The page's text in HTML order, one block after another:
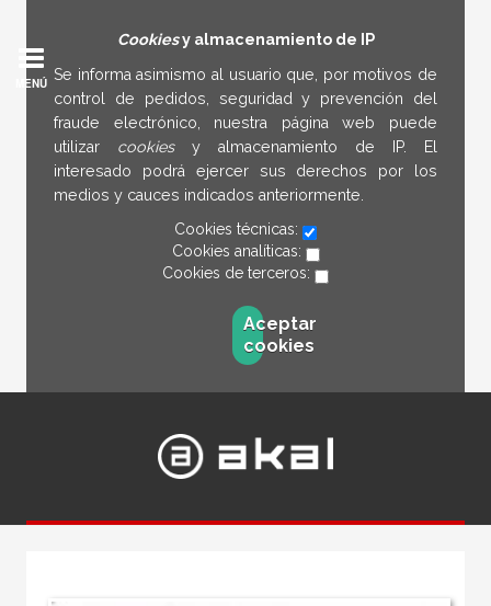
Cookiesy almacenamiento de IP
Se informa asimismo al usuario que, por motivos de
control de pedidos, seguridad y prevención del
fraude electrónico, nuestra página web puede
utilizar cookies y almacenamiento de IP. El
interesado podrá ejercer sus derechos por los
medios y cauces indicados anteriormente.
Cookies técnicas:
Cookies analíticas:
Cookies de terceros:
Aceptar
cookies
MENÚ